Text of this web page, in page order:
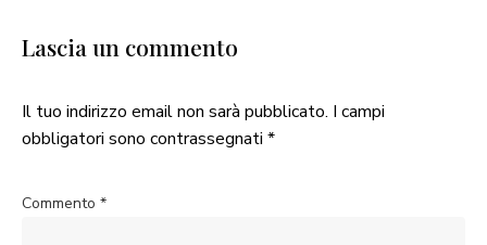
Lascia un commento
Il tuo indirizzo email non sarà pubblicato. I campi
obbligatori sono contrassegnati *
Commento *